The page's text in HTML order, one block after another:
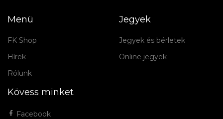
Menü
FK Shop
Hírek
Rólunk
Jegyek
Jegyek és bérletek
Online jegyek
Kövess minket
Facebook